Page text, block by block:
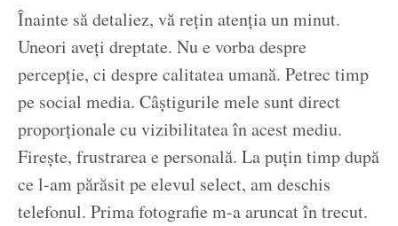
Înainte să detaliez, vă rețin atenția un minut.
Uneori aveți dreptate. Nu e vorba despre
percepție, ci despre calitatea umană. Petrec timp
pe social media. Câștigurile mele sunt direct
proporționale cu vizibilitatea în acest mediu.
Firește, frustrarea e personală. La puțin timp după
ce l-am părăsit pe elevul select, am deschis
telefonul. Prima fotografie m-a aruncat în trecut.